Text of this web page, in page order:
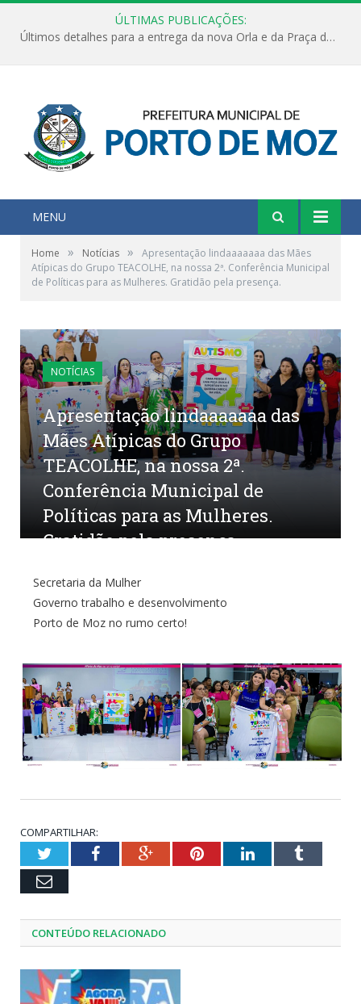
ÚLTIMAS PUBLICAÇÕES:
Últimos detalhes para a entrega da nova Orla e da Praça do Praião
MENU
Home » Notícias »
Apresentação lindaaaaaaa das Mães
Atípicas do Grupo TEACOLHE, na nossa 2ª. Conferência Municipal
de Políticas para as Mulheres. Gratidão pela presença.
NOTÍCIAS
Apresentação lindaaaaaaa das
Mães Atípicas do Grupo
TEACOLHE, na nossa 2ª.
Conferência Municipal de
Políticas para as Mulheres.
Gratidão pela presença.
CR2-ADMIN21
COMENTÁRIOS
Secretaria da Mulher
Governo trabalho e desenvolvimento
Porto de Moz no rumo certo!
COMPARTILHAR:
TwitterFacebookGoogle+PinterestLinkedInTumblr
Email
CONTEÚDO RELACIONADO